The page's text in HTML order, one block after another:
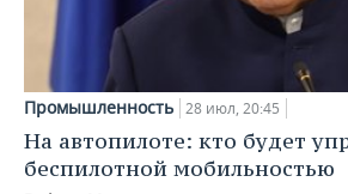
Промышленность 28 июл, 20:45
На автопилоте: кто будет
беспилотной мобильностью